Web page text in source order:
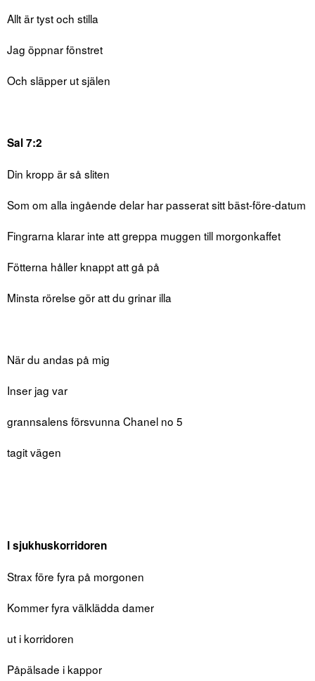
Allt är tyst och stilla
Jag öppnar fönstret
Och släpper ut själen
Sal 7:2
Din kropp är så sliten
Som om alla ingående delar har passerat sitt bäst-före-datum
Fingrarna klarar inte att greppa muggen till morgonkaffet
Fötterna håller knappt att gå på
Minsta rörelse gör att du grinar illa
När du andas på mig
Inser jag var
grannsalens försvunna Chanel no 5
tagit vägen
I sjukhuskorridoren
Strax före fyra på morgonen
Kommer fyra välklädda damer
ut i korridoren
Påpälsade i kappor